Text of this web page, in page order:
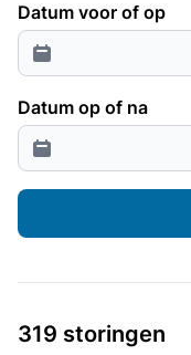
Datum voor of op
Datum op of na
319 storingen